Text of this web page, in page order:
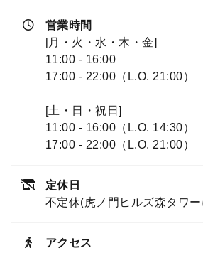
営業時間
[月・火・水・木・金]
11:00 - 16:00
17:00 - 22:00（L.O. 21:00）
[土・日・祝日]
11:00 - 16:00（L.O. 14:30）
17:00 - 22:00（L.O. 21:00）
定休日
不定休(虎ノ門ヒルズ森タワ
アクセス